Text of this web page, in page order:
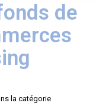
Plus de critères
de
la catégorie